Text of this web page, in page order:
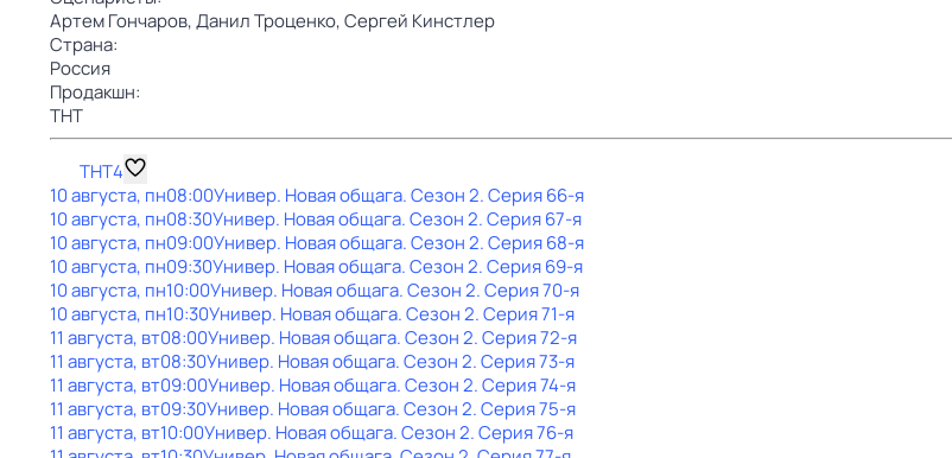
Артем Гончаров,Данил Троценко,Сергей Кинстлер
Страна:
Россия
Продакшн:
ТНТ
ТНТ4
10 августа, пн08:00Универ. Новая общага. Сезон 2. Серия 66-я
10 августа, пн08:30Универ. Новая общага. Сезон 2. Серия 67-я
10 августа, пн09:00Универ. Новая общага. Сезон 2. Серия 68-я
10 августа, пн09:30Универ. Новая общага. Сезон 2. Серия 69-я
10 августа, пн10:00Универ. Новая общага. Сезон 2. Серия 70-я
10 августа, пн10:30Универ. Новая общага. Сезон 2. Серия 71-я
11 августа, вт08:00Универ. Новая общага. Сезон 2. Серия 72-я
11 августа, вт08:30Универ. Новая общага. Сезон 2. Серия 73-я
11 августа, вт09:00Универ. Новая общага. Сезон 2. Серия 74-я
11 августа, вт09:30Универ. Новая общага. Сезон 2. Серия 75-я
11 августа, вт10:00Универ. Новая общага. Сезон 2. Серия 76-я